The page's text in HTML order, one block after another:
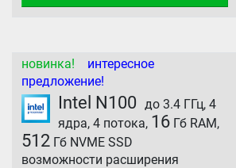
новинка! интересное
предложение!
Intel N100 до 3.4 ГГц, 4
ядра, 4 потока, 16Гб RAM,
512 Гб NVME SSD
возможности расширения